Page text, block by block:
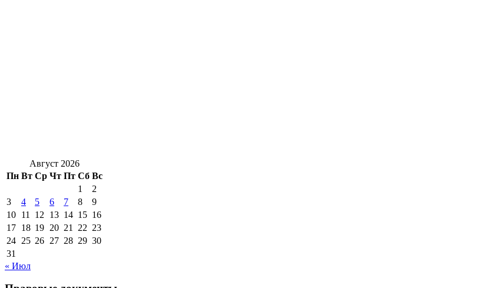
Август 2026
Пн Вт Ср Чт Пт Сб Вс
1
2
3
4 5 6 7 8
9
10 11 12 13 14 15 16
17 18 19 20 21 22 23
24 25 26 27 28 29 30
31
« Июл